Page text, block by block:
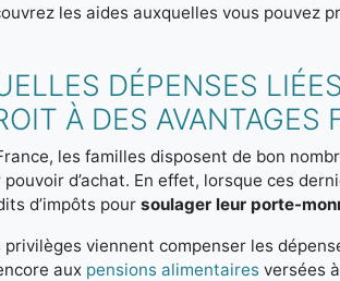
les aides auxquelles vous pouvez
DÉPENSES
À DES AVANTAGES
les familles disposent de bon
pouvoir d’achat. En effet, lorsque ces
d’impôts pour soulager leur porte-
privilèges viennent compenser les
aux pensions alimentaires versées